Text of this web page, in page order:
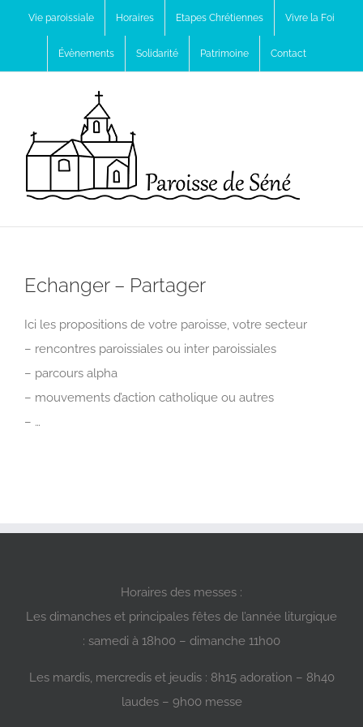
PasserVie paroissiale Horaires Etapes Chrétiennes Vivre la Foi
Évènements Solidarité Patrimoine Contact
Echanger – Partager
Ici les propositions de votre paroisse, votre secteur
– rencontres paroissiales ou inter paroissiales
– parcours alpha
– mouvements d’action catholique ou autres
– …
Horaires des messes :
Les dimanches et principales fêtes de l’année liturgique
: samedi à 18h00 – dimanche 11h00
Les mardis, mercredis et jeudis : 8h15 adoration – 8h40
laudes – 9h00 messe